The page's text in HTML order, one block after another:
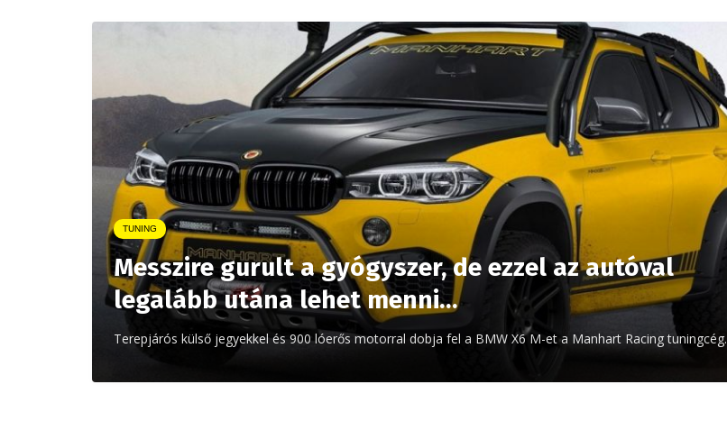
TUNING
Messzire gurult a gyógyszer, de ezzel az autóval
legalább utána lehet menni…
Terepjárós külső jegyekkel és 900 lóerős motorral dobja fel a BMW X6 M-et a Manhart Racing tuningcég.